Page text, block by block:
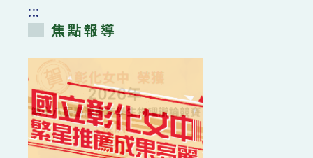
:::
焦點報導